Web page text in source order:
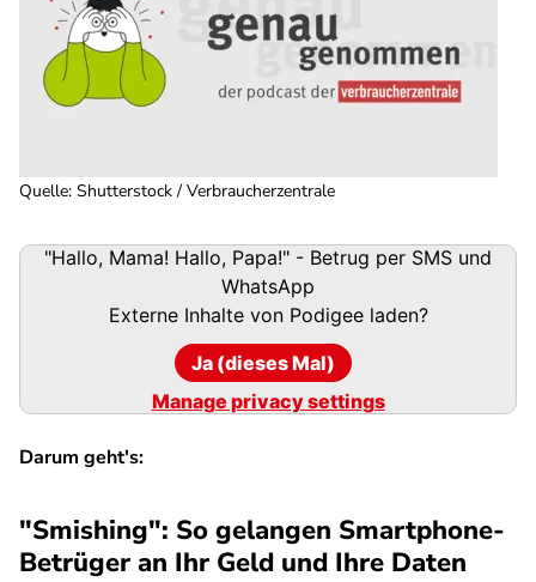
Quelle: Shutterstock / Verbraucherzentrale
Podigee-
"Hallo, Mama! Hallo, Papa!" - Betrug per SMS und
WhatsApp
Externe Inhalte von Podigeeladen?
Ja (dieses Mal)
Manage privacy settings
Darum geht's:
"Smishing": So gelangen Smartphone-
Betrüger an Ihr Geld und Ihre Daten